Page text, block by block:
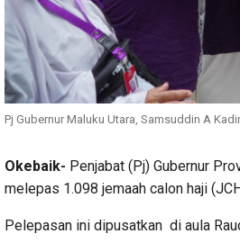
Pj Gubernur Maluku Utara, Samsuddin A
Okebaik- Penjabat (Pj) Gubernur
melepas 1.098 jemaah calon haji
Pelepasan ini dipusatkan di aula